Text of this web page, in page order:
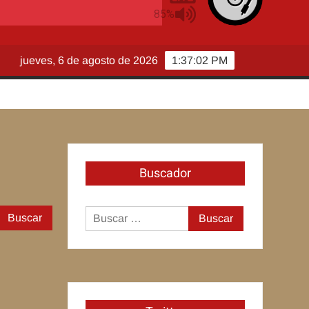
1:37:02 PM
jueves, 6 de agosto de 2026
Buscar:
Buscador
Buscar: